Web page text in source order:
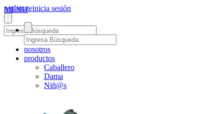
regístrateinicia sesión
MENU
nosotros
productos
Caballero
Dama
Niñ@s